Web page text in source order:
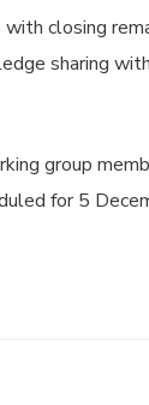
closing
sharing
group
for 5